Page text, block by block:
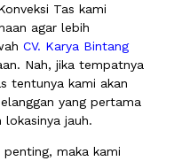
Tas kami
agar lebih
CV. Karya Bintang
Nah, jika tempatnya
tentunya kami akan
yang pertama
lokasinya jauh.
maka kami